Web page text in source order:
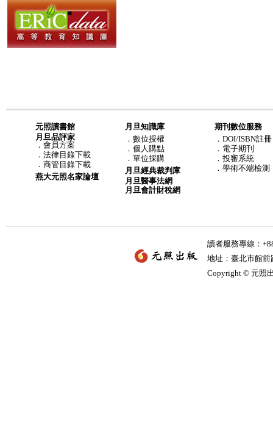
元照讀書館
月旦品評家
． 會員方案
． 法律目錄下載
． 商管目錄下載
燕大元照名家論壇
月旦知識庫
． 數位授權
． 個人購點
． 單位採購
月旦經典裁判庫
月旦醫事法網
月旦會計財稅網
期刊數位服務
．DOI/ISBN註冊
．電子期刊
．投審系統
．學術不端檢測
讀者服務專線：
地址：臺北市館
Copyright © 元照